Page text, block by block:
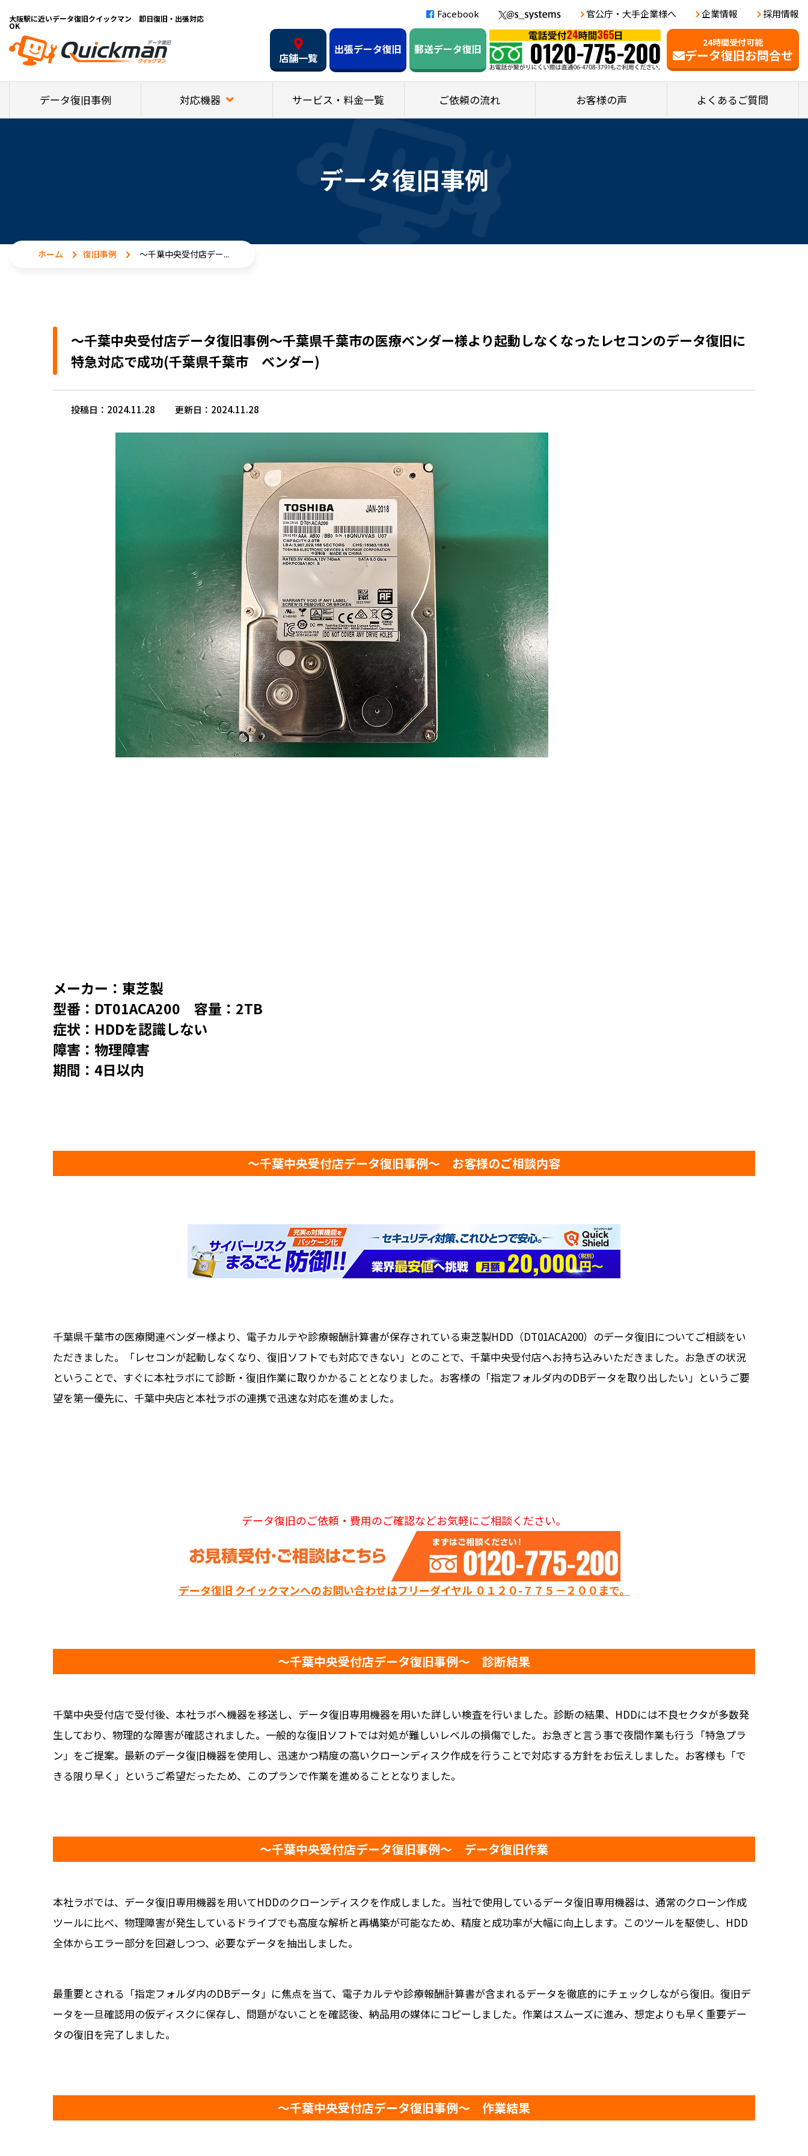
大阪駅に近いデータ復旧クイックマン 即日復旧・出張対応
OK
Facebook 官公庁・大手企業様へ 企業情報 採用情報
24時間受付可能
データ復旧お問合せ
店舗一覧
出張データ復旧 郵送データ復旧
データ復旧事例 対応機器 サービス・料金一覧 ご依頼の流れ お客様の声 よくあるご質問
データ復旧事例
ホーム 復旧事例 ～千葉中央受付店デー...
～千葉中央受付店データ復旧事例～千葉県千葉市の医療ベンダー様より起動しなくなったレセコンのデータ復旧に
特急対応で成功(千葉県千葉市 ベンダー)
投稿日：2024.11.28 更新日：2024.11.28
メーカー：東芝製
型番：DT01ACA200 容量：2TB
症状：HDDを認識しない
障害：物理障害
期間：4日以内
～千葉中央受付店データ復旧事例～ お客様のご相談内容
千葉県千葉市の医療関連ベンダー様より、電子カルテや診療報酬計算書が保存されている東芝製HDD（DT01ACA200）のデータ復旧についてご相談をい
ただきました。「レセコンが起動しなくなり、復旧ソフトでも対応できない」とのことで、千葉中央受付店へお持ち込みいただきました。お急ぎの状況
ということで、すぐに本社ラボにて診断・復旧作業に取りかかることとなりました。お客様の「指定フォルダ内のDBデータを取り出したい」というご要
望を第一優先に、千葉中央店と本社ラボの連携で迅速な対応を進めました。
データ復旧のご依頼・費用のご確認などお気軽にご相談ください。
データ復旧 クイックマンへのお問い合わせはフリーダイヤル ０１２０-７７５－２００まで。
～千葉中央受付店データ復旧事例～ 診断結果
千葉中央受付店で受付後、本社ラボへ機器を移送し、データ復旧専用機器を用いた詳しい検査を行いました。診断の結果、HDDには不良セクタが多数発
生しており、物理的な障害が確認されました。一般的な復旧ソフトでは対処が難しいレベルの損傷でした。お急ぎと言う事で夜間作業も行う「特急プラ
ン」をご提案。最新のデータ復旧機器を使用し、迅速かつ精度の高いクローンディスク作成を行うことで対応する方針をお伝えしました。お客様も「で
きる限り早く」というご希望だったため、このプランで作業を進めることとなりました。
～千葉中央受付店データ復旧事例～ データ復旧作業
本社ラボでは、データ復旧専用機器を用いてHDDのクローンディスクを作成しました。当社で使用しているデータ復旧専用機器は、通常のクローン作成
ツールに比べ、物理障害が発生しているドライブでも高度な解析と再構築が可能なため、精度と成功率が大幅に向上します。このツールを駆使し、HDD
全体からエラー部分を回避しつつ、必要なデータを抽出しました。
最重要とされる「指定フォルダ内のDBデータ」に焦点を当て、電子カルテや診療報酬計算書が含まれるデータを徹底的にチェックしながら復旧。復旧デ
ータを一旦確認用の仮ディスクに保存し、問題がないことを確認後、納品用の媒体にコピーしました。作業はスムーズに進み、想定よりも早く重要デー
タの復旧を完了しました。
～千葉中央受付店データ復旧事例～ 作業結果